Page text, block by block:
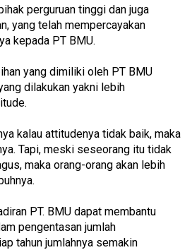
perguruan tinggi dan juga
yang telah mempercayakan
kepada PT BMU.
yang dimiliki oleh PT BMU
dilakukan yakni lebih
kalau attitudenya tidak baik, maka
Tapi, meski seseorang itu tidak
maka orang-orang akan lebih
PT. BMU dapat membantu
pengentasan jumlah
tahun jumlahnya semakin